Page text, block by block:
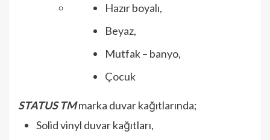
Hazır boyalı,
Beyaz,
Mutfak – banyo,
Çocuk
STATUS TMmarka duvar kağıtlarında;
Solid vinyl duvar kağıtları,